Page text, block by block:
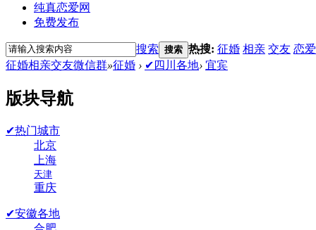
纯真恋爱网
免费发布
搜索 搜索 热搜: 征婚 相亲 交友 恋爱
征婚相亲交友微信群»征婚 › ✔四川各地› 宜宾
版块导航
✔热门城市
北京
上海
天津
重庆
✔安徽各地